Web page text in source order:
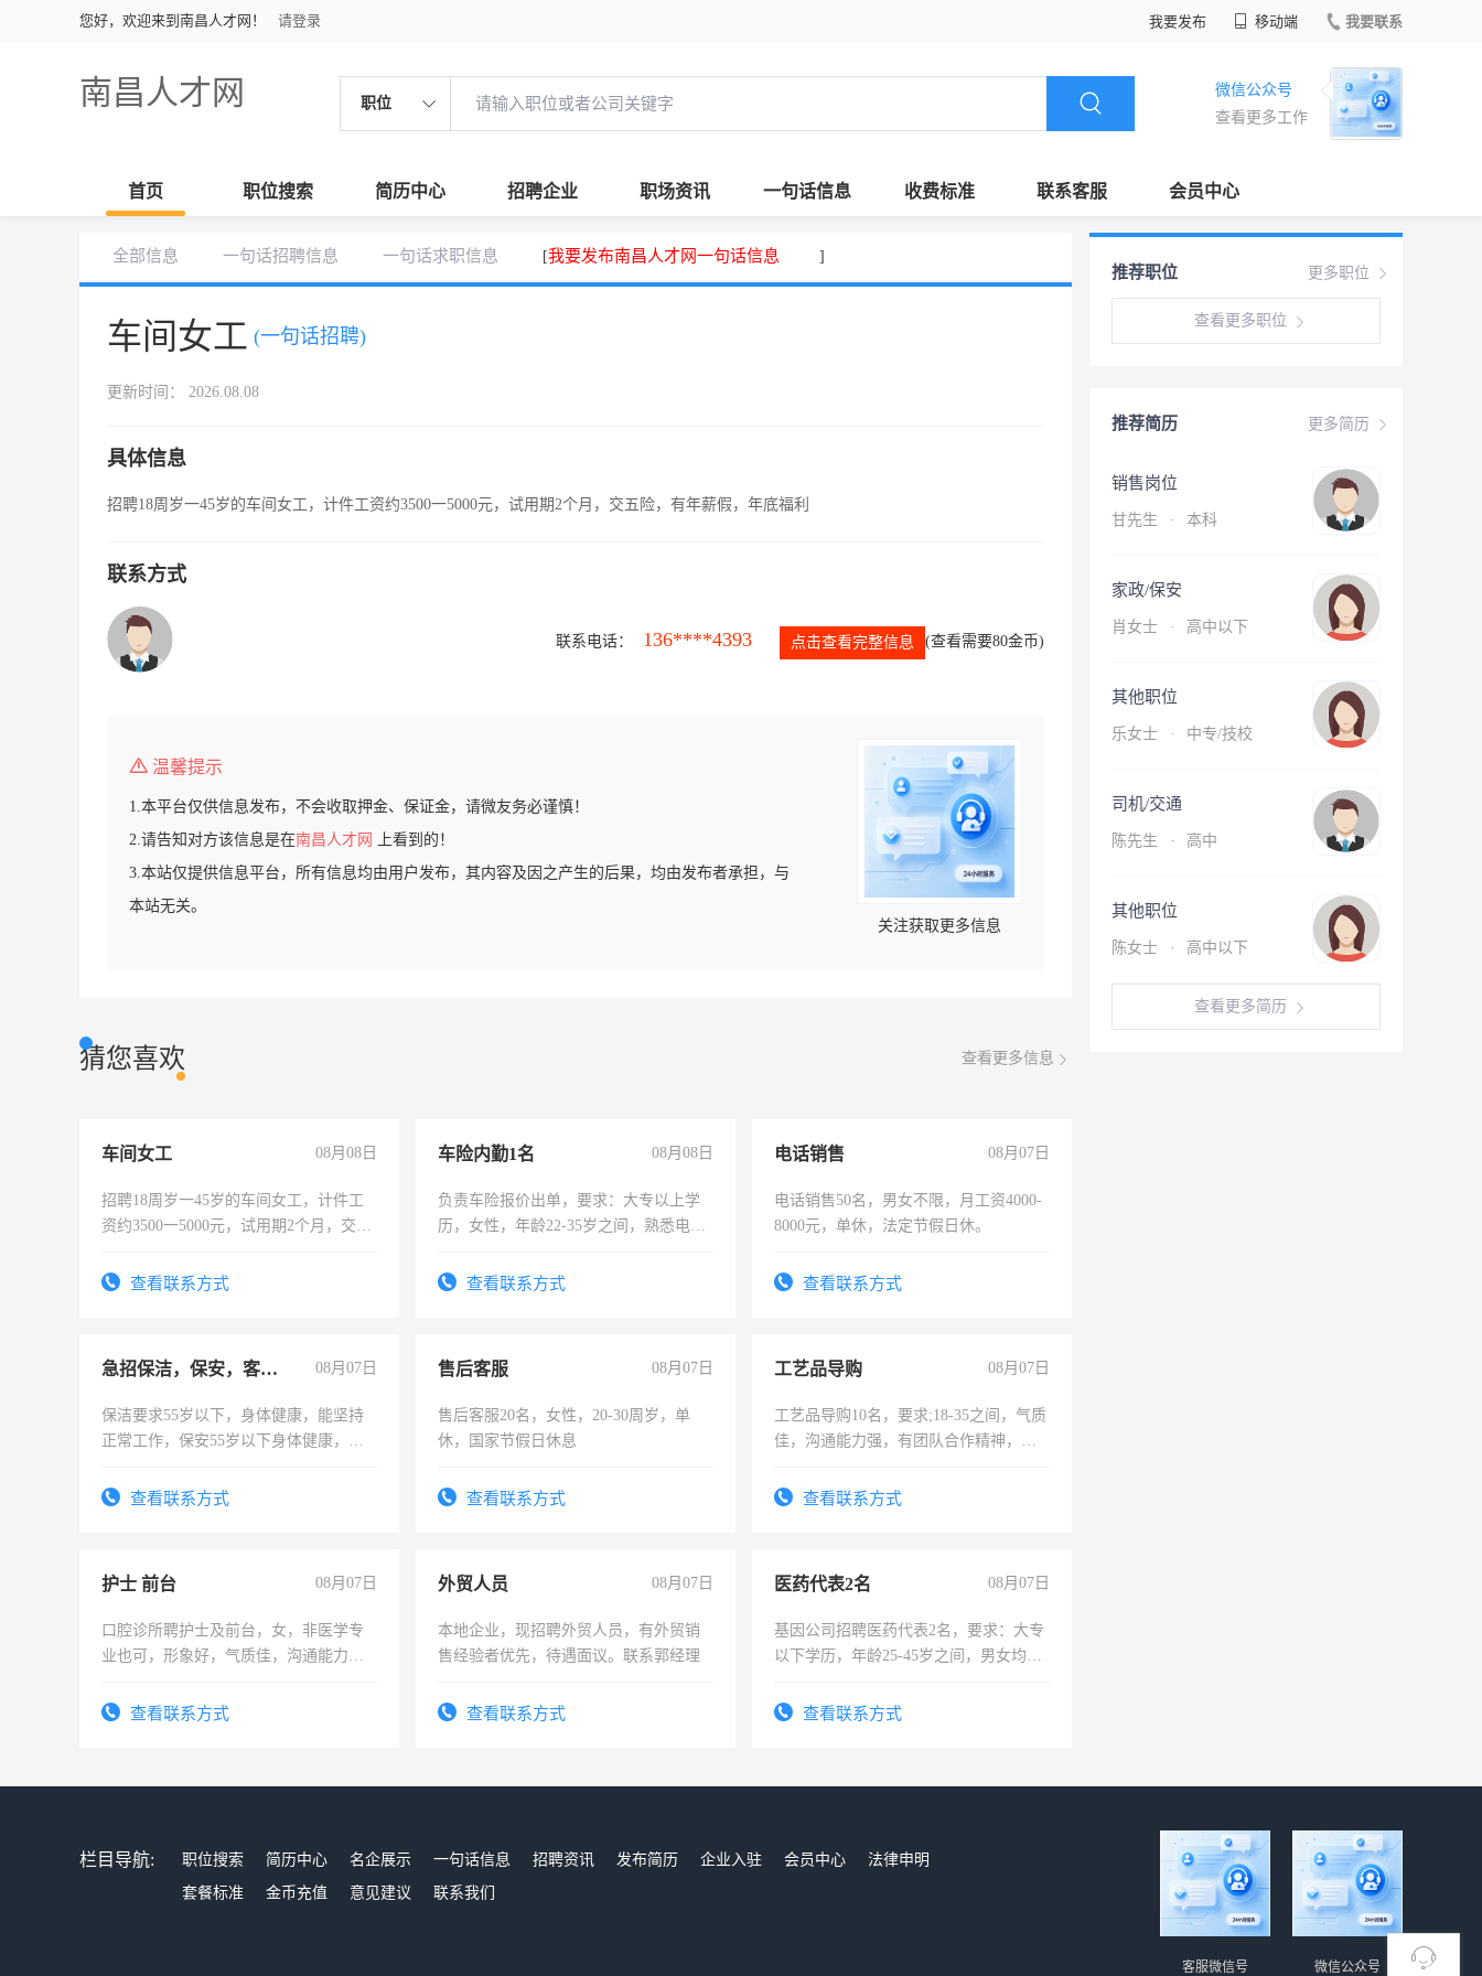
您好，欢迎来到南昌人才网！ 请登录 我要发布 移动端 我要联系
南昌人才网 职位
微信公众号
查看更多工作
首页 职位搜索 简历中心 招聘企业 职场资讯 一句话信息 收费标准 联系客服 会员中心
全部信息 一句话招聘信息 一句话求职信息 [我要发布南昌人才网一句话信息 ]
车间女工 (一句话招聘)
更新时间： 2026.08.08
具体信息
招聘18周岁一45岁的车间女工，计件工资约3500一5000元，试用期2个月，交五险，有年薪假，年底福利
联系方式
联系电话： 136****4393 点击查看完整信息 (查看需要80金币)
温馨提示
1.本平台仅供信息发布，不会收取押金、保证金，请微友务必谨慎！
2.请告知对方该信息是在南昌人才网
上看到的！
3.本站仅提供信息平台，所有信息均由用户发布，其内容及因之产生的后果，均由发布者承担，与
本站无关。
关注获取更多信息
猜您喜欢 查看更多信息
车间女工 08月08日
招聘18周岁一45岁的车间女工，计件工
资约3500一5000元，试用期2个月，交五
查看联系方式
车险内勤1名 08月08日
负责车险报价出单，要求：大专以上学
历，女性，年龄22-35岁之间，熟悉电脑
试用期1-3个月，转正后交纳五险，
查看联系方式
电话销售 08月07日
电话销售50名，男女不限，月工资4000-
8000元，单休，法定节假日休。
查看联系方式
急招保洁，保安，客服，工程 08月07日
保洁要求55岁以下，身体健康，能坚持
正常工作，保安55岁以下身体健康，有
录，客服要求45岁以下高中以上文化，
查看联系方式
售后客服 08月07日
售后客服20名，女性，20-30周岁，单
休，国家节假日休息
查看联系方式
工艺品导购 08月07日
工艺品导购10名，要求;18-35之间，气质
佳，沟通能力强，有团队合作精神，有
查看联系方式
护士 前台 08月07日
口腔诊所聘护士及前台，女，非医学专
业也可，形象好，气质佳，沟通能力
查看联系方式
外贸人员 08月07日
本地企业，现招聘外贸人员，有外贸销
售经验者优先，待遇面议。联系郭经理
查看联系方式
医药代表2名 08月07日
基因公司招聘医药代表2名，要求：大专
以下学历，年龄25-45岁之间，男女均
表或者有医学资质的优先，底薪+绩效，
查看联系方式
更多职位
推荐职位
查看更多职位
更多简历
推荐简历
销售岗位
甘先生 · 本科
家政/保安
肖女士 · 高中以下
其他职位
乐女士 · 中专/技校
司机/交通
陈先生 · 高中
其他职位
陈女士 · 高中以下
查看更多简历
栏目导航: 职位搜索 简历中心 名企展示 一句话信息 招聘资讯 发布简历 企业入驻 会员中心
法律申明
套餐标准
金币充值 意见建议 联系我们
微信公众号
客服微信号